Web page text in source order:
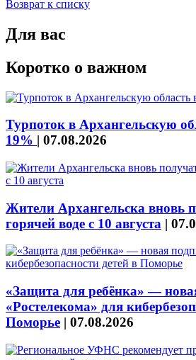
Возврат к списку
Для вас
Коротко о важном
Турпоток в Архангельскую
19% | 07.08.2026
Жители Архангельска вновь
горячей воде с 10 августа |
«Защита для ребёнка» —
«Ростелекома» для
Поморье | 07.08.2026